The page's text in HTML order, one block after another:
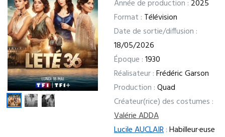
Année de production : 2025
Format : Télévision
Date de sortie/diffusion :
18/05/2026
Époque :1930
Réalisateur :Frédéric Garson
Production :Quad
Créateur(rice) des costumes :
Valérie ADDA
Lucile AUCLAIR:Habilleur·euse